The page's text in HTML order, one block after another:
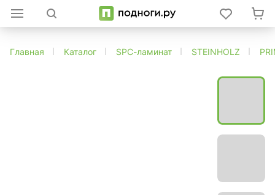
Главная Каталог SPC-ламинат STEINHOLZ